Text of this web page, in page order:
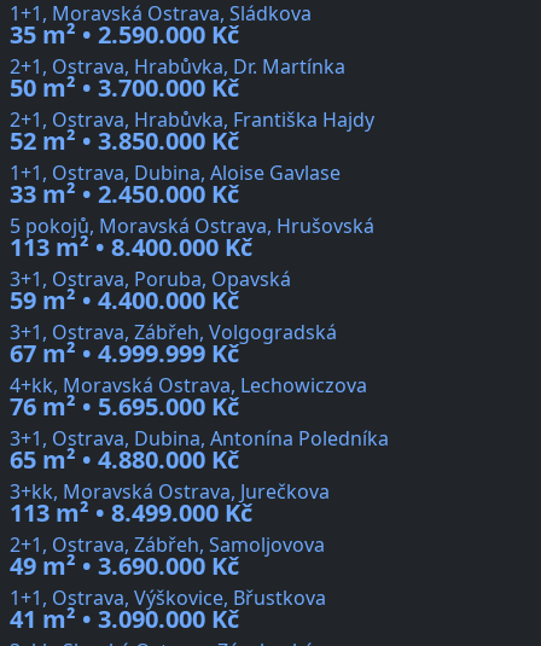
1+1, Moravská Ostrava, Sládkova
35 m² • 2.590.000 Kč
2+1, Ostrava, Hrabůvka, Dr. Martínka
50 m² • 3.700.000 Kč
2+1, Ostrava, Hrabůvka, Františka Hajdy
52 m² • 3.850.000 Kč
1+1, Ostrava, Dubina, Aloise Gavlase
33 m² • 2.450.000 Kč
5 pokojů, Moravská Ostrava, Hrušovská
113 m² • 8.400.000 Kč
3+1, Ostrava, Poruba, Opavská
59 m² • 4.400.000 Kč
3+1, Ostrava, Zábřeh, Volgogradská
67 m² • 4.999.999 Kč
4+kk, Moravská Ostrava, Lechowiczova
76 m² • 5.695.000 Kč
3+1, Ostrava, Dubina, Antonína Poledníka
65 m² • 4.880.000 Kč
3+kk, Moravská Ostrava, Jurečkova
113 m² • 8.499.000 Kč
2+1, Ostrava, Zábřeh, Samoljovova
49 m² • 3.690.000 Kč
1+1, Ostrava, Výškovice, Břustkova
41 m² • 3.090.000 Kč